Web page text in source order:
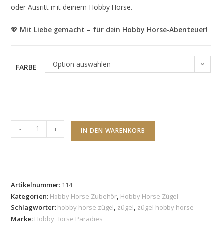
oder Ausritt mit deinem Hobby Horse.
💖 Mit Liebe gemacht – für dein Hobby Horse-Abenteuer!
FARBE Option auswählen
Horse
Menge
- + IN DEN WARENKORB
Artikelnummer: 114
Kategorien: Hobby Horse Zubehör, Hobby Horse Zügel
Schlagwörter: hobby horse zügel, zügel, zügel hobby horse
Marke: Hobby Horse Paradies